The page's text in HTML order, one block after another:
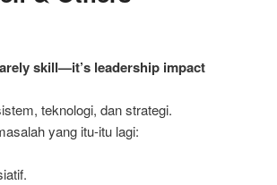
skill—it’s leadership impact
teknologi, dan strategi.
yang itu-itu lagi: